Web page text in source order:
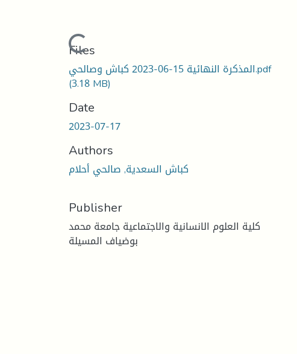
Loading...
Files
المذكرة النهائية 15-06-2023 كباش وصالحي.pdf
(3.18 MB)
Date
2023-07-17
Authors
كباش السعدية, صالحي أحلام
Publisher
كلية العلوم الانسانية والاجتماعية جامعة محمد
بوضياف المسيلة